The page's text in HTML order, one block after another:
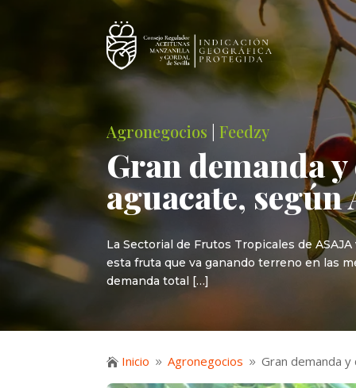
Agronegocios |Feedzy
Gran demanda
aguacate, según
La Sectorial de Frutos Tropicales de
esta fruta que va ganando terreno en las
demanda total […]
 Inicio 9 Agronegocios 9 Gran demanda y